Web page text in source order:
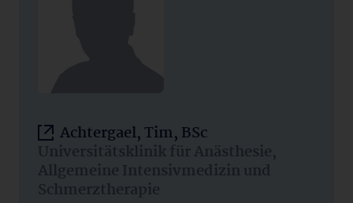
Achtergael, Tim, BSc
Universitätsklinik für Anästhesie,
Allgemeine Intensivmedizin und
Schmerztherapie